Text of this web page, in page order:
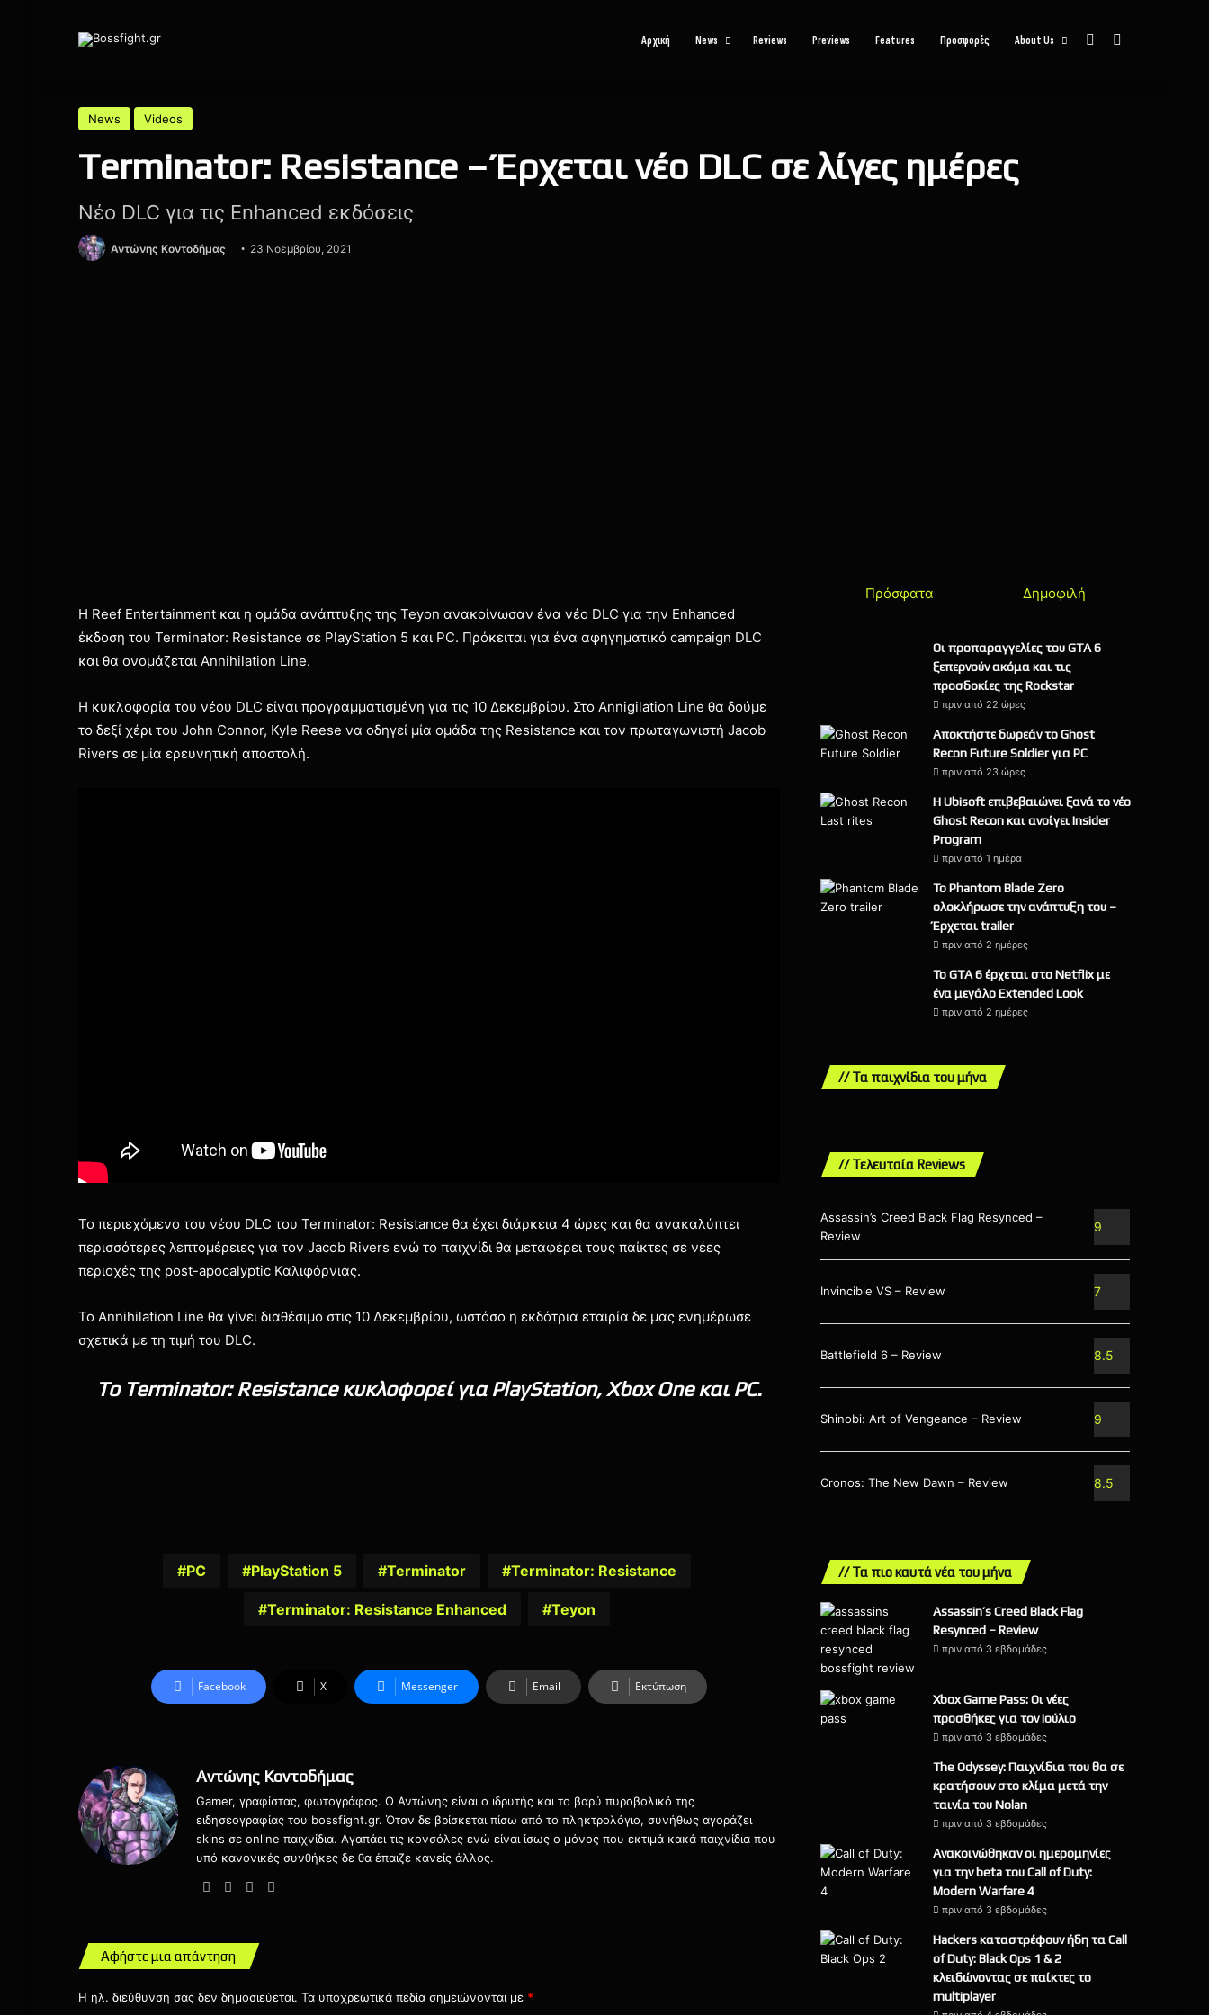
Αρχική News Reviews Previews Features Προσφορές About Us Sidebar
News Videos
Terminator: Resistance – Έρχεται νέο DLC σε λίγες ημέρες
Νέο DLC για τις Enhanced εκδόσεις
Αντώνης Κοντοδήμας 23 Νοεμβρίου, 2021
H Reef Entertainment και η ομάδα ανάπτυξης της Teyon ανακοίνωσαν ένα νέο DLC για την Enhanced
έκδοση του Terminator: Resistance σε PlayStation 5 και PC. Πρόκειται για ένα αφηγηματικό campaign DLC
και θα ονομάζεται Annihilation Line.
H κυκλοφορία του νέου DLC είναι προγραμματισμένη για τις 10 Δεκεμβρίου. Στο Annigilation Line θα δούμε
το δεξί χέρι του John Connor, Kyle Reese να οδηγεί μία ομάδα της Resistance και τον πρωταγωνιστή Jacob
Rivers σε μία ερευνητική αποστολή.
To περιεχόμενο του νέου DLC του Terminator: Resistance θα έχει διάρκεια 4 ώρες και θα ανακαλύπτει
περισσότερες λεπτομέρειες για τον Jacob Rivers ενώ το παιχνίδι θα μεταφέρει τους παίκτες σε νέες
περιοχές της post-apocalyptic Καλιφόρνιας.
Το Annihilation Line θα γίνει διαθέσιμο στις 10 Δεκεμβρίου, ωστόσο η εκδότρια εταιρία δε μας ενημέρωσε
σχετικά με τη τιμή του DLC.
To Terminator: Resistance κυκλοφορεί για PlayStation, Xbox One και PC.
PC PlayStation 5 Terminator Terminator: Resistance
Terminator: Resistance Enhanced Teyon
Facebook X Messenger Email Εκτύπωση
Αντώνης Κοντοδήμας
Gamer, γραφίστας, φωτογράφος. Ο Αντώνης είναι ο ιδρυτής και το βαρύ πυροβολικό της
ειδησεογραφίας του bossfight.gr. Όταν δε βρίσκεται πίσω από το πληκτρολόγιο, συνήθως αγοράζει
skins σε online παιχνίδια. Αγαπάει τις κονσόλες ενώ είναι ίσως ο μόνος που εκτιμά κακά παιχνίδια που
υπό κανονικές συνθήκες δε θα έπαιζε κανείς άλλος.
WebsiteFacebook
X
Αφήστε μια απάντηση
Η ηλ. διεύθυνση σας δεν δημοσιεύεται. Τα υποχρεωτικά πεδία σημειώνονται με *
Πρόσφατα Δημοφιλή
Οι προπαραγγελίες του GTA 6
ξεπερνούν ακόμα και τις
προσδοκίες της Rockstar
πριν από 22 ώρες
Αποκτήστε δωρεάν το Ghost
Recon Future Soldier για PC
πριν από 23 ώρες
Η Ubisoft επιβεβαιώνει ξανά το νέο
Ghost Recon και ανοίγει Insider
Program
πριν από 1 ημέρα
Το Phantom Blade Zero
ολοκλήρωσε την ανάπτυξη του –
Έρχεται trailer
πριν από 2 ημέρες
Το GTA 6 έρχεται στο Netflix με
ένα μεγάλο Extended Look
πριν από 2 ημέρες
// Τα παιχνίδια του μήνα
// Τελευταία Reviews
Assassin’s Creed Black Flag Resynced –
Review
9
Invincible VS – Review 7
Battlefield 6 – Review 8.5
Shinobi: Art of Vengeance – Review 9
Cronos: The New Dawn – Review 8.5
// Τα πιο καυτά νέα του μήνα
9
Assassin’s Creed Black Flag
Resynced – Review
πριν από 3 εβδομάδες
Xbox Game Pass: Οι νέες
προσθήκες για τον Ιούλιο
πριν από 3 εβδομάδες
The Odyssey: Παιχνίδια που θα σε
κρατήσουν στο κλίμα μετά την
ταινία του Nolan
πριν από 3 εβδομάδες
Ανακοινώθηκαν οι ημερομηνίες
για την beta του Call of Duty:
Modern Warfare 4
πριν από 3 εβδομάδες
Hackers καταστρέφουν ήδη τα Call
of Duty: Black Ops 1 & 2
κλειδώνοντας σε παίκτες το
multiplayer